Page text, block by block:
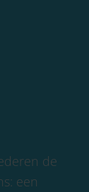
de
een